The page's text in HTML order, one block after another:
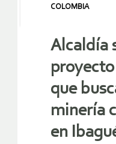
COLOMBIA
Alcaldía
que
minería
en